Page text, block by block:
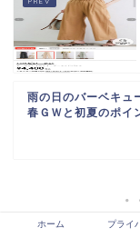
雨の日のバーベキュ
春ＧＷと初夏のポイ
ホーム プライ